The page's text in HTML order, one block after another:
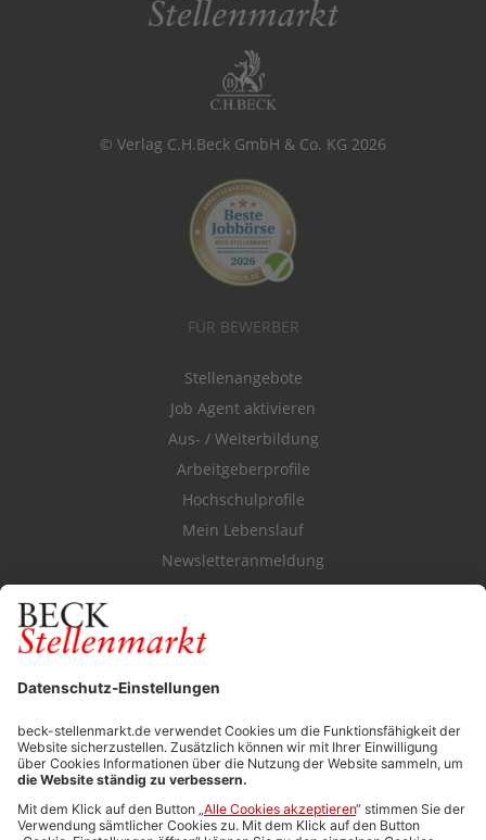
© Verlag C.H.Beck GmbH & Co. KG 2026
FÜR BEWERBER
Stellenangebote
Job Agent aktivieren
Aus- / Weiterbildung
Arbeitgeberprofile
Hochschulprofile
Mein Lebenslauf
Newsletteranmeldung
Durchsuchen Sie den Stellenkatalog
FÜR ARBEITGEBER
Stellenmarktpreise
Anzeigen-AGB
Media-Daten
Newsletteranmeldung
Produktübersicht